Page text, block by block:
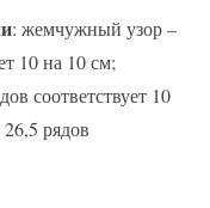
: жемчужный узор –
10 на 10 см;
соответствует 10
рядов